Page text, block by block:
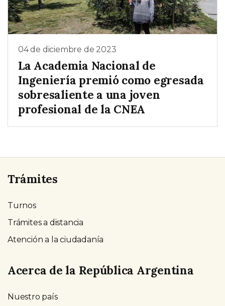
04 de diciembre de 2023
La Academia Nacional de
Ingeniería premió como egresada
sobresaliente a una joven
profesional de la CNEA
Trámites
Turnos
Trámites a distancia
Atención a la ciudadanía
Acerca de la República Argentina
Nuestro país